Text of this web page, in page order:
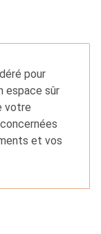
pour
espace sûr
votre
et vos